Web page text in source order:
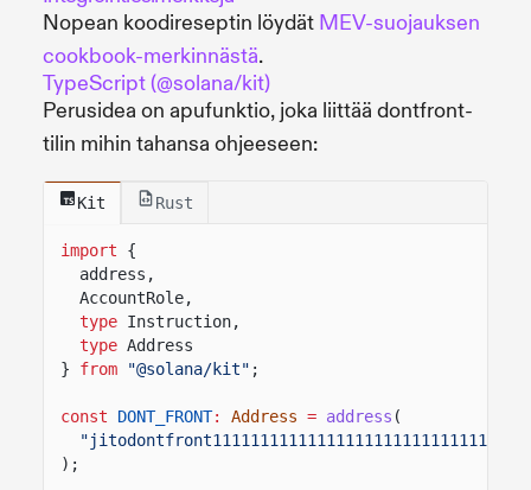
Nopean koodireseptin löydät MEV-suojauksen
cookbook-merkinnästä.
TypeScript (@solana/kit)
Perusidea on apufunktio, joka liittää dontfront-
tilin mihin tahansa ohjeeseen:
Kit Rust
import
{
address,
AccountRole,
type Instruction,
type Address
}
from "@solana/kit" ;
const DONT_FRONT: Address = address (
"jitodontfront111111111111111111111111111111"
);